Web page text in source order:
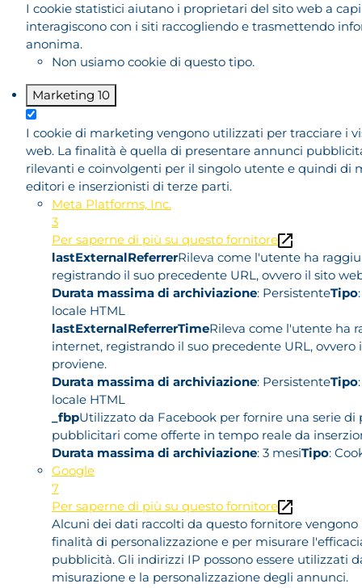
I cookie statistici aiutano i proprietari del sito web a
interagiscono con i siti raccogliendo e trasmettendo
anonima.
Non usiamo cookie di questo tipo.
Marketing 10
I cookie di marketing vengono utilizzati per tracciare i
web. La finalità è quella di presentare annunci
rilevanti e coinvolgenti per il singolo utente e quindi di
editori e inserzionisti di terze parti.
Meta Platforms, Inc.
3
Per saperne di più su questo fornitore
lastExternalReferrerRileva come l'utente ha
registrando il suo precedente URL, ovvero il sito
Durata massima di archiviazione: PersistenteTipo
locale HTML
lastExternalReferrerTimeRileva come l'utente ha
internet, registrando il suo precedente URL, ovvero
proviene.
Durata massima di archiviazione: PersistenteTipo
locale HTML
_fbpUtilizzato da Facebook per fornire una serie di
pubblicitari come offerte in tempo reale da
Durata massima di archiviazione: 3 mesiTipo:
Google
7
Per saperne di più su questo fornitore
Alcuni dei dati raccolti da questo fornitore
finalità di personalizzazione e per misurare
pubblicità. Gli indirizzi IP possono essere utilizzati
misurazione e la personalizzazione degli annunci.